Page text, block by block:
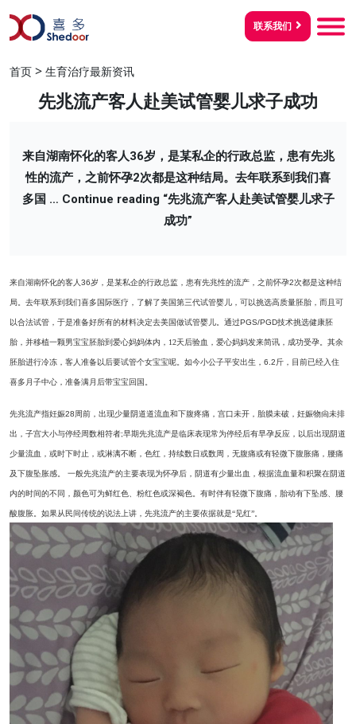
联系我们
首页 > 生育治疗最新资讯
先兆流产客人赴美试管婴儿求子成功
来自湖南怀化的客人36岁，是某私企的行政总监，患有先兆
性的流产，之前怀孕2次都是这种结局。去年联系到我们喜
多国 … Continue reading“先兆流产客人赴美试管婴儿求子
成功”
来自湖南怀化的客人 36岁，是某私企的行政总监，患有先兆性的流产，之前怀孕2次都是这种结
局。去年联系到我们喜多国际医疗，了解了美国第三代试管婴儿，可以挑选高质量胚胎，而且可
以合法试管，于是准备好所有的材料决定去美国做试管婴儿。通过PGS/PGD技术挑选健康胚
胎，并移植一颗男宝宝胚胎到爱心妈妈体内，12天后验血，爱心妈妈发来简讯，成功受孕。其余
胚胎进行冷冻，客人准备以后要试管个女宝宝呢。 如今小公子平安出生， 6.2斤，目前已经入住
喜多月子中心，准备满月后带宝宝回国。
先兆流产指妊娠28 周前，出现少量阴道道流血和下腹疼痛，宫口未开，胎膜未破，妊娠物尙未排
出，子宫大小与停经周数相符者;早期先兆流产是临床表现常为停经后有早孕反应，以后出现阴道
少量流血，或时下时止，或淋漓不断，色红，持续数日或数周，无腹痛或有轻微下腹胀痛，腰痛
及下腹坠胀感。 一般先兆流产的主要表现为怀孕后，阴道有少量出血，根据流血量和积聚在阴道
内的时间的不同，颜色可为鲜红色、粉红色或深褐色。有时伴有轻微下腹痛，胎动有下坠感、腰
酸腹胀。如果从民间传统的说法上讲，先兆流产的主要依据就是“见红”。